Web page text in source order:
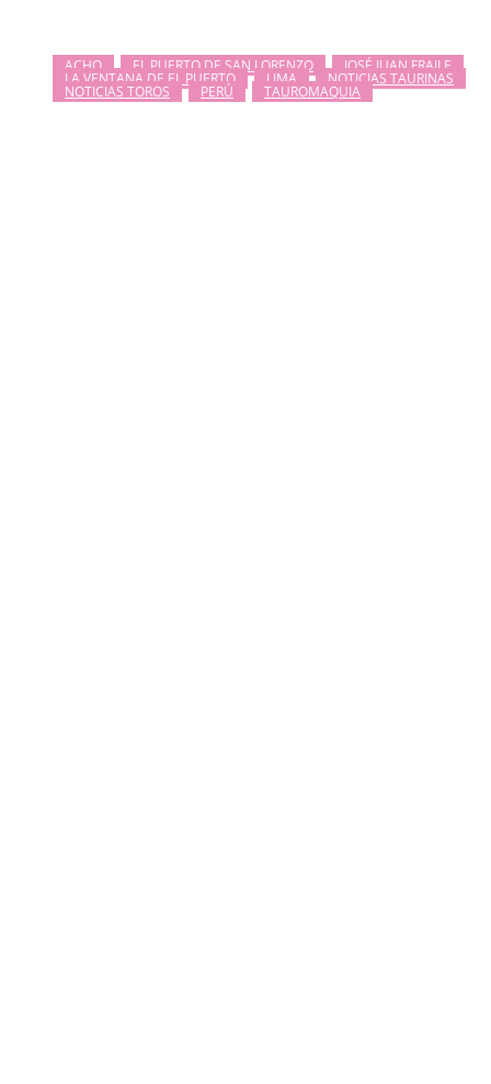
ACHO EL PUERTO DE SAN LORENZO JOSÉ JUAN FRAILE
LA VENTANA DE EL PUERTO LIMA NOTICIAS TAURINAS
NOTICIAS TOROS PERÚ TAUROMAQUIA